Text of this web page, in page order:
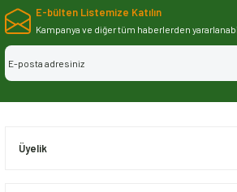
E-bülten Listemize Katılın
Kampanya ve diğer tüm haberlerden
Üyelik